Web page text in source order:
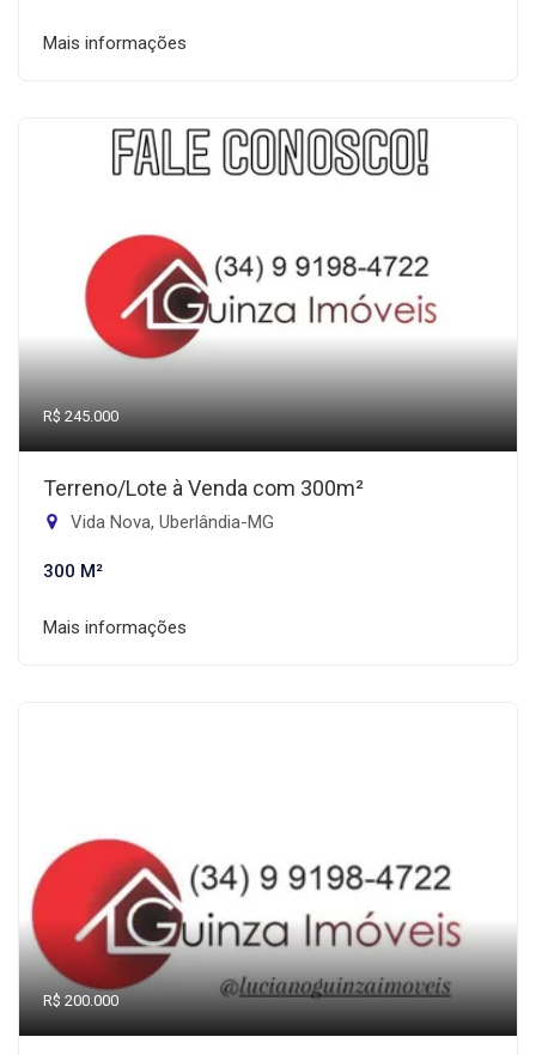
Mais informações
R$ 245.000
Terreno/Lote à Venda com 300m²
Vida Nova, Uberlândia-MG
300 M²
Mais informações
R$ 200.000